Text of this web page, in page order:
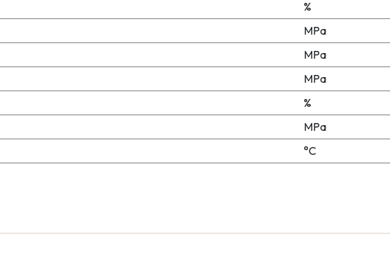
%
MPa
MPa
MPa
%
MPa
°C